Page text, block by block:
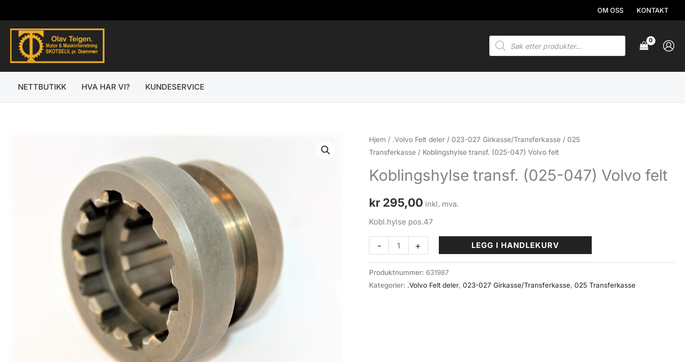
rett
innholdet
OM OSS KONTAKT
Products
search
NETTBUTIKK HVA HAR VI? KUNDESERVICE
Hjem / .Volvo Felt deler / 023-027 Girkasse/Transferkasse / 025
Transferkasse / Koblingshylse transf. (025-047) Volvo felt
Koblingshylse transf. (025-047) Volvo felt
kr 295,00 inkl. mva.
Kobl.hylse pos.47
-
Koblingshylse
transf.
(025-
047)
+ LEGG I HANDLEKURV
Produktnummer:631987
Kategorier: .Volvo Felt deler,023-027 Girkasse/Transferkasse,025 Transferkasse